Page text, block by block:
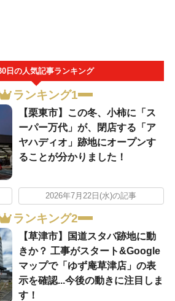
日の人気記事ランキング
ランキング1
【栗東市】この冬、小柿に「ス
ーパー万代」が、閉店する「ア
ヤハディオ」跡地にオープンす
ることが分かりました！
2026年7月22日(水)の記事
ランキング2
【草津市】国道スタバ跡地に動
きか？ 工事がスタート&Google
マップで「ゆず庵草津店」の表
示を確認...今後の動きに注目しま
す！